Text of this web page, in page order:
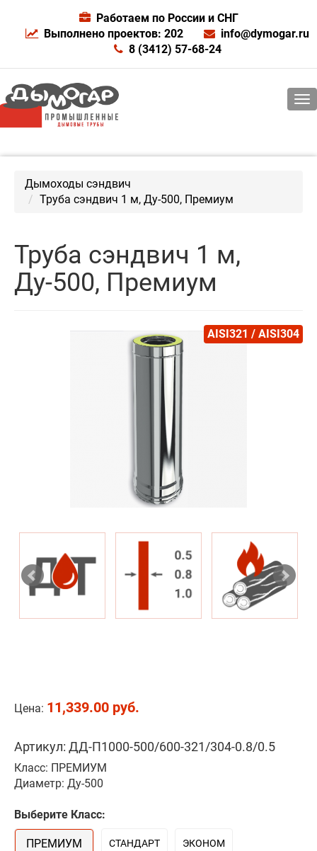
Работаем по России и СНГ
Выполнено проектов: 202
info@dymogar.ru
8 (3412) 57-68-24
Дымоходы сэндвич
Труба сэндвич 1 м, Ду-500, Премиум
Труба сэндвич 1 м,
Ду-500, Премиум
AISI321 / AISI304
Цена: 11,339.00 руб.
Артикул: ДД-П1000-500/600-321/304-0.8/0.5
Класс: ПРЕМИУМ
Диаметр: Ду-500
Выберите Класс:
ПРЕМИУМ СТАНДАРТ ЭКОНОМ